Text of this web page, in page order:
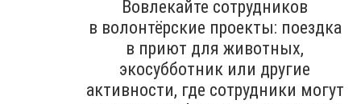
Вовлекайте сотрудников
в волонтёрские проекты: поездка
в приют для животных,
экосубботник или другие
активности, где сотрудники могут